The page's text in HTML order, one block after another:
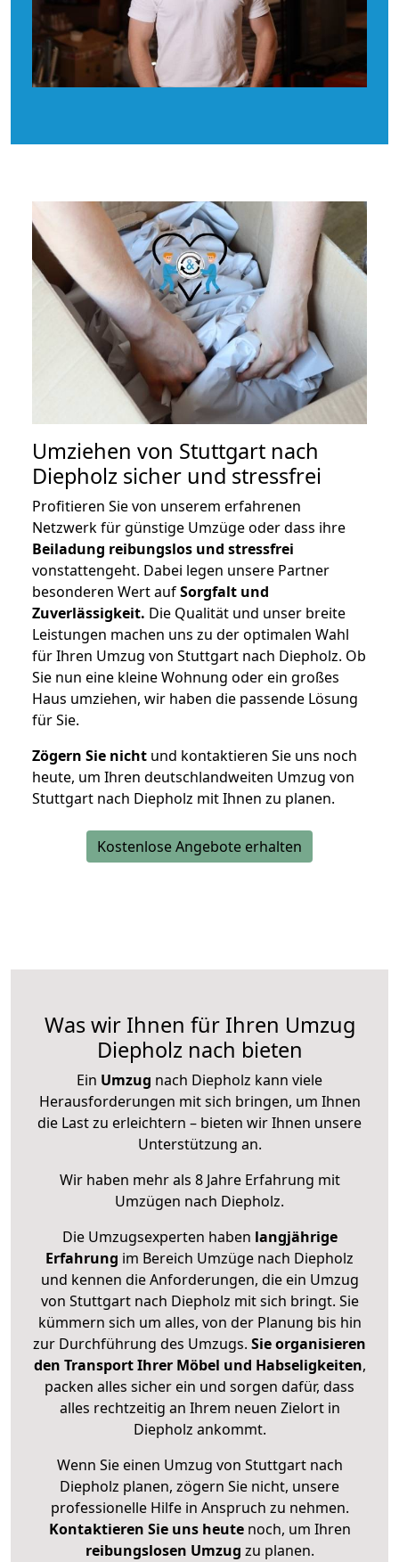
Umziehen von Stuttgart nach
Diepholz sicher und stressfrei
Profitieren Sie von unserem erfahrenen
Netzwerk für günstige Umzüge oder dass ihre
Beiladung reibungslos und stressfrei
vonstattengeht. Dabei legen unsere Partner
besonderen Wert aufSorgfalt und
Zuverlässigkeit. Die Qualität und unser breite
Leistungen machen uns zu der optimalen Wahl
für Ihren Umzug von Stuttgart nach Diepholz. Ob
Sie nun eine kleine Wohnung oder ein großes
Haus umziehen, wir haben die passende Lösung
für Sie.
Zögern Sie nicht und kontaktieren Sie uns noch
heute, um Ihren deutschlandweiten Umzug von
Stuttgart nach Diepholz mit Ihnen zu planen.
Kostenlose Angebote erhalten
Was wir Ihnen für Ihren Umzug
Diepholz nach bieten
Ein Umzug nach Diepholz kann viele
Herausforderungen mit sich bringen, um Ihnen
die Last zu erleichtern – bieten wir Ihnen unsere
Unterstützung an.
Wir haben mehr als 8 Jahre Erfahrung mit
Umzügen nach Diepholz.
Die Umzugsexperten haben langjährige
Erfahrung im Bereich Umzüge nach Diepholz
und kennen die Anforderungen, die ein Umzug
von Stuttgart nach Diepholz mit sich bringt. Sie
kümmern sich um alles, von der Planung bis hin
zur Durchführung des Umzugs. Sie organisieren
den Transport Ihrer Möbel und Habseligkeiten,
packen alles sicher ein und sorgen dafür, dass
alles rechtzeitig an Ihrem neuen Zielort in
Diepholz ankommt.
Wenn Sie einen Umzug von Stuttgart nach
Diepholz planen, zögern Sie nicht, unsere
professionelle Hilfe in Anspruch zu nehmen.
Kontaktieren Sie uns heutenoch, um Ihren
reibungslosen Umzug zu planen.